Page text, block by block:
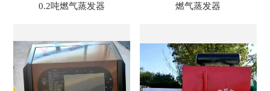
0.2吨燃气蒸发器 燃气蒸发器